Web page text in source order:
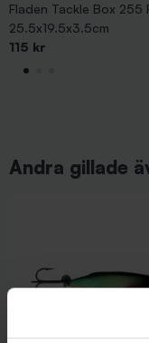
Fladen Tackle Box 255
25.5x19.5x3.5cm
115 kr
Andra gillade